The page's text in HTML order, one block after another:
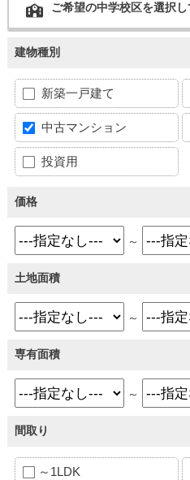
ご希望の中学校区を選択
建物種別
新築一戸建て
中古マンション
投資用
価格
～
土地面積
～
専有面積
～
間取り
～1LDK